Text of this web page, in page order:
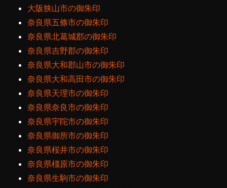
大阪狭山市の御朱印
奈良県五條市の御朱印
奈良県北葛城郡の御朱印
奈良県吉野郡の御朱印
奈良県大和郡山市の御朱印
奈良県大和高田市の御朱印
奈良県天理市の御朱印
奈良県奈良市の御朱印
奈良県宇陀市の御朱印
奈良県御所市の御朱印
奈良県桜井市の御朱印
奈良県橿原市の御朱印
奈良県生駒市の御朱印